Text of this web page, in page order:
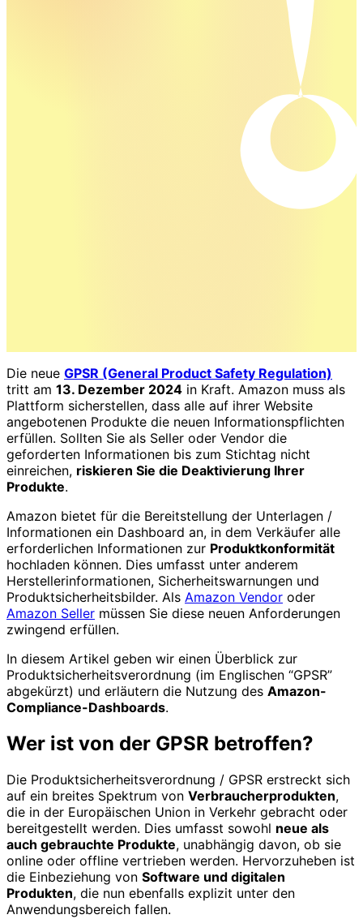
Die neue GPSR (General Product Safety Regulation)
tritt am 13. Dezember 2024 in Kraft. Amazon muss als
Plattform sicherstellen, dass alle auf ihrer Website
angebotenen Produkte die neuen Informationspflichten
erfüllen. Sollten Sie als Seller oder Vendor die
geforderten Informationen bis zum Stichtag nicht
einreichen, riskieren Sie die Deaktivierung Ihrer
Produkte.
Amazon bietet für die Bereitstellung der Unterlagen /
Informationen ein Dashboard an, in dem Verkäufer alle
erforderlichen Informationen zur Produktkonformität
hochladen können. Dies umfasst unter anderem
Herstellerinformationen, Sicherheitswarnungen und
Produktsicherheitsbilder. Als Amazon Vendor oder
Amazon Seller müssen Sie diese neuen Anforderungen
zwingend erfüllen.
In diesem Artikel geben wir einen Überblick zur
Produktsicherheitsverordnung (im Englischen “GPSR”
abgekürzt) und erläutern die Nutzung des Amazon-
Compliance-Dashboards.
Wer ist von der GPSR betroffen?
Die Produktsicherheitsverordnung / GPSR erstreckt sich
auf ein breites Spektrum von Verbraucherprodukten,
die in der Europäischen Union in Verkehr gebracht oder
bereitgestellt werden. Dies umfasst sowohl neue als
auch gebrauchte Produkte, unabhängig davon, ob sie
online oder offline vertrieben werden. Hervorzuheben ist
die Einbeziehung von Software und digitalen
Produkten, die nun ebenfalls explizit unter den
Anwendungsbereich fallen.